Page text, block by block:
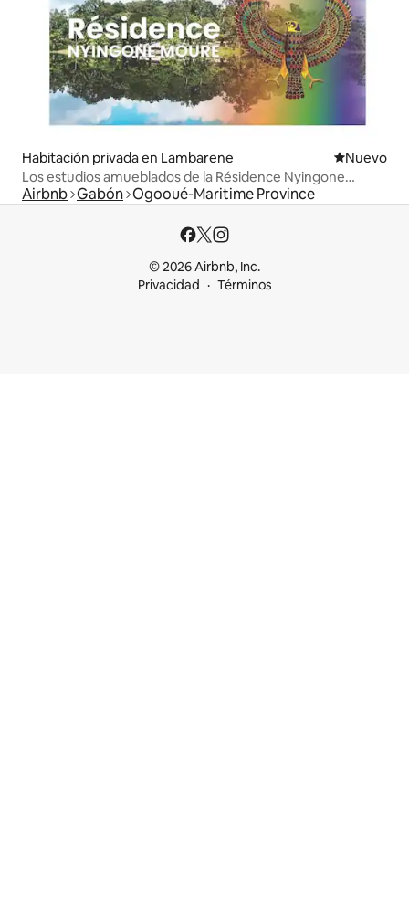
Habitación privada en Lambarene Lugar
Nuevo
Los estudios amueblados de la Résidence Nyingone
Moure
Airbnb Gabón Ogooué-Maritime Province
© 2026 Airbnb, Inc.
Privacidad
Términos